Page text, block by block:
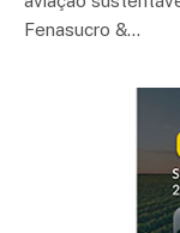
Fenasucro &…